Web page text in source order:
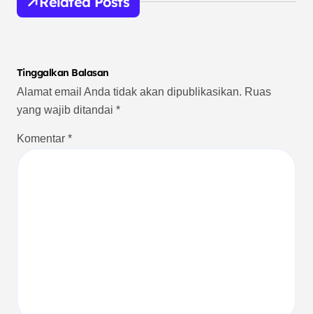
a
i
p
o
s
Tinggalkan Balasan
Alamat email Anda tidak akan dipublikasikan. Ruas
yang wajib ditandai *
Komentar *